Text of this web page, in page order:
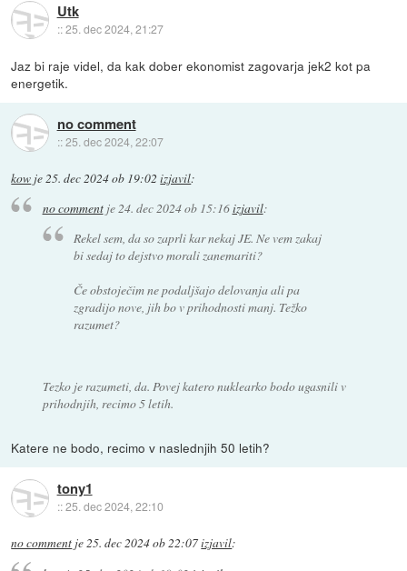
Utk
::25. dec 2024, 21:27
Jaz bi raje videl, da kak dober ekonomist zagovarja jek2 kot pa
energetik.
no comment
::25. dec 2024, 22:07
kow je25. dec 2024 ob 19:02 izjavil:
no commentje24. dec 2024 ob 15:16izjavil:
Rekel sem, da so zaprli kar nekaj JE. Ne vem zakaj
bi sedaj to dejstvo morali zanemariti?
Če obstoječim ne podaljšajo delovanja ali pa
zgradijo nove, jih bo v prihodnosti manj. Težko
razumet?
Tezko je razumeti, da. Povej katero nuklearko bodo ugasnili v
prihodnjih, recimo 5 letih.
Katere ne bodo, recimo v naslednjih 50 letih?
tony1
::25. dec 2024, 22:10
no comment je25. dec 2024 ob 22:07izjavil: